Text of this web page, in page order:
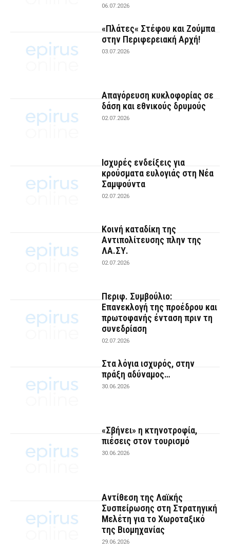
06.07.2026
«Πλάτες« Στέφου και Ζούμπα
στην Περιφερειακή Αρχή!
03.07.2026
Απαγόρευση κυκλοφορίας σε
δάση και εθνικούς δρυμούς
02.07.2026
Ισχυρές ενδείξεις για
κρούσματα ευλογιάς στη Νέα
Σαμψούντα
02.07.2026
Κοινή καταδίκη της
Αντιπολίτευσης πλην της
ΛΑ.ΣΥ.
02.07.2026
Περιφ. Συμβούλιο:
Επανεκλογή της προέδρου και
πρωτοφανής ένταση πριν τη
συνεδρίαση
02.07.2026
Στα λόγια ισχυρός, στην
πράξη αδύναμος…
30.06.2026
«Σβήνει» η κτηνοτροφία,
πιέσεις στον τουρισμό
30.06.2026
Αντίθεση της Λαϊκής
Συσπείρωσης στη Στρατηγική
Μελέτη για το Χωροταξικό
της Βιομηχανίας
29.06.2026